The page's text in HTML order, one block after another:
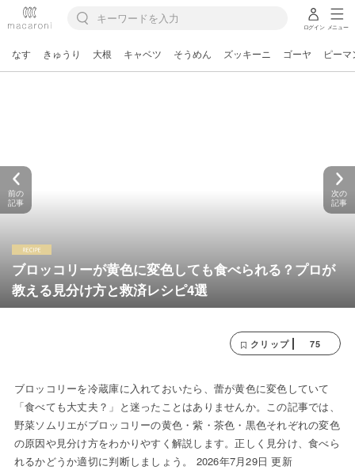
ログイン メニュー
なす きゅうり 大根 キャベツ そうめん ズッキーニ ゴーヤ ピーマ
ブロッコリーが黄色に変色しても食べられる？プロが
教える見分け方と救済レシピ4選
前の
記事
次の
記事
クリップ 75
ブロッコリーを冷蔵庫に入れておいたら、蕾が黄色に変色していて
「食べても大丈夫？」と迷ったことはありませんか。この記事では、
野菜ソムリエがブロッコリーの黄色・紫・茶色・黒色それぞれの変色
の原因や見分け方をわかりやすく解説します。正しく見分け、食べら
れるかどうか適切に判断しましょう。 2026年7月29日 更新